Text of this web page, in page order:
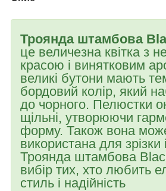
Троянда штамбова
це величезна квітка з
красою і винятковим
великі бутони мають
бордовий колір, який
до чорного. Пелюстки
щільні, утворюючи
форму. Також вона
використана для зрізки
Троянда штамбова
вибір тих, хто любить
стиль і надійність